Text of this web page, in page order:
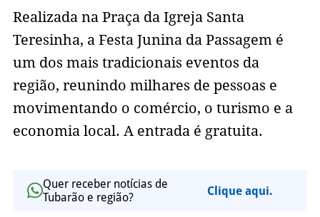
Realizada na Praça da Igreja Santa
Teresinha, a Festa Junina da Passagem é
um dos mais tradicionais eventos da
região, reunindo milhares de pessoas e
movimentando o comércio, o turismo e a
economia local. A entrada é gratuita.
Quer receber notícias de
Tubarão e região?
Clique aqui.